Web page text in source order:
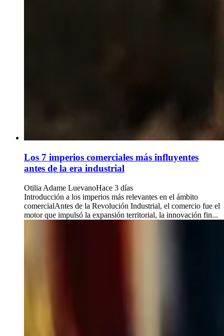
Los 7 imperios comerciales más influyentes
antes de la era industrial
Otilia Adame LuevanoHace 3 días
Introducción a los imperios más relevantes en el ámbito
comercialAntes de la Revolución Industrial, el comercio fue el
motor que impulsó la expansión territorial, la innovación fin...